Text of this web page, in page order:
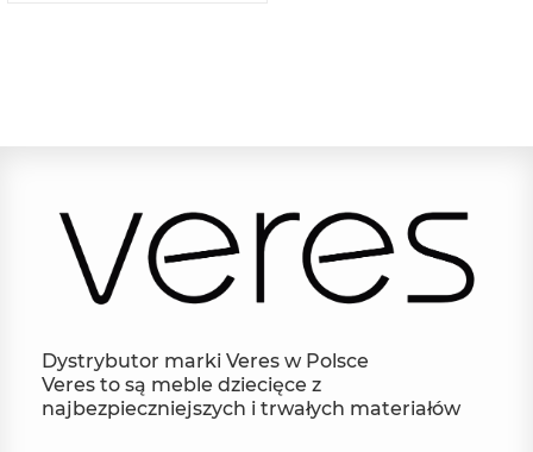
Dystrybutor marki Veres w Polsce
Veres to są meble dziecięce z
najbezpieczniejszych i trwałych materiałów